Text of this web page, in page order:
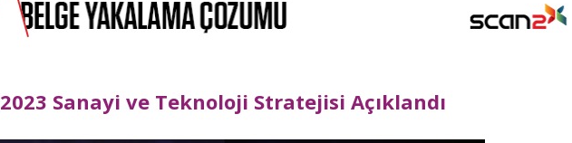
2023 Sanayi ve Teknoloji Stratejisi Açıklandı